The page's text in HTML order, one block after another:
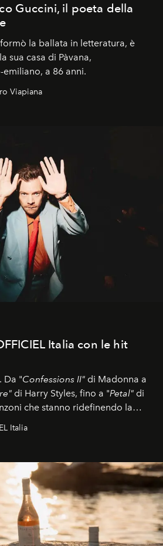
Guccini, il poeta della
la ballata in letteratura, è
sua casa di Pàvana,
a 86 anni.
Viapiana
Italia con le hit
Da "Confessions II" di Madonna a
di Harry Styles, fino a "Petal" di
che stanno ridefinendo la
Italia